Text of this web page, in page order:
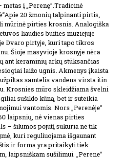
į „Perenę”.Tradicinė
20 žmonių talpinanti pirtis,
mūrinė pirties krosnis. Analogiška
liaudies buities muziejuje
Dvaro pirtyje, kuri tapo tikros
Šioje masyvioje krosnyje nėra
ant keraminių arkų stūksančias
laižo ugnis. Akmenys įkaista
samtelis vandens virsta itin
Krosnies mūro skleidžiama švelni
sušildo kūną, bet ir suteikia
vantomis. Nors „Perenėje”
laipsnių, nė vienas pirties
– šilumos pojūtį sukuria ne tik
kuri reguliuojama išgaunant
ir forma yra pritaikyti tiek
laipsniškam sušilimui. „Perene”